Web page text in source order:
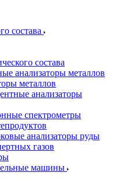
состава
состава
анализаторы металлов
металлов
анализаторы
спектрометры
анализаторы руды
газов
машины